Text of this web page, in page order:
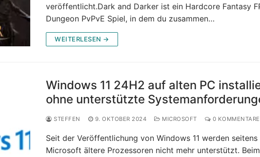
veröffentlicht.Dark and Darker ist ein Hardcore Fantasy
Dungeon PvPvE Spiel, in dem du zusammen…
WEITERLESEN →
Windows 11 24H2 auf alten PC
ohne unterstützte
STEFFEN 9. OKTOBER 2024 MICROSOFT 0 KOMMENTARE
Seit der Veröffentlichung von Windows 11 werden seitens
Microsoft ältere Prozessoren nicht mehr unterstützt. Beim